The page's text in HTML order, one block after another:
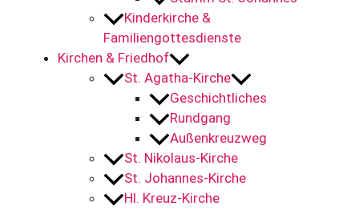
Kinderkirche &
Familiengottesdienste
Kirchen & Friedhof
St. Agatha-Kirche
Geschichtliches
Rundgang
Außenkreuzweg
St. Nikolaus-Kirche
St. Johannes-Kirche
Hl. Kreuz-Kirche